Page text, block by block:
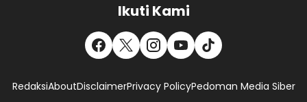
Ikuti Kami
RedaksiAboutDisclaimerPrivacy PolicyPedoman Media Siber